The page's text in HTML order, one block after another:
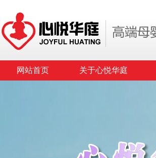
网站首页 关于心悦华庭